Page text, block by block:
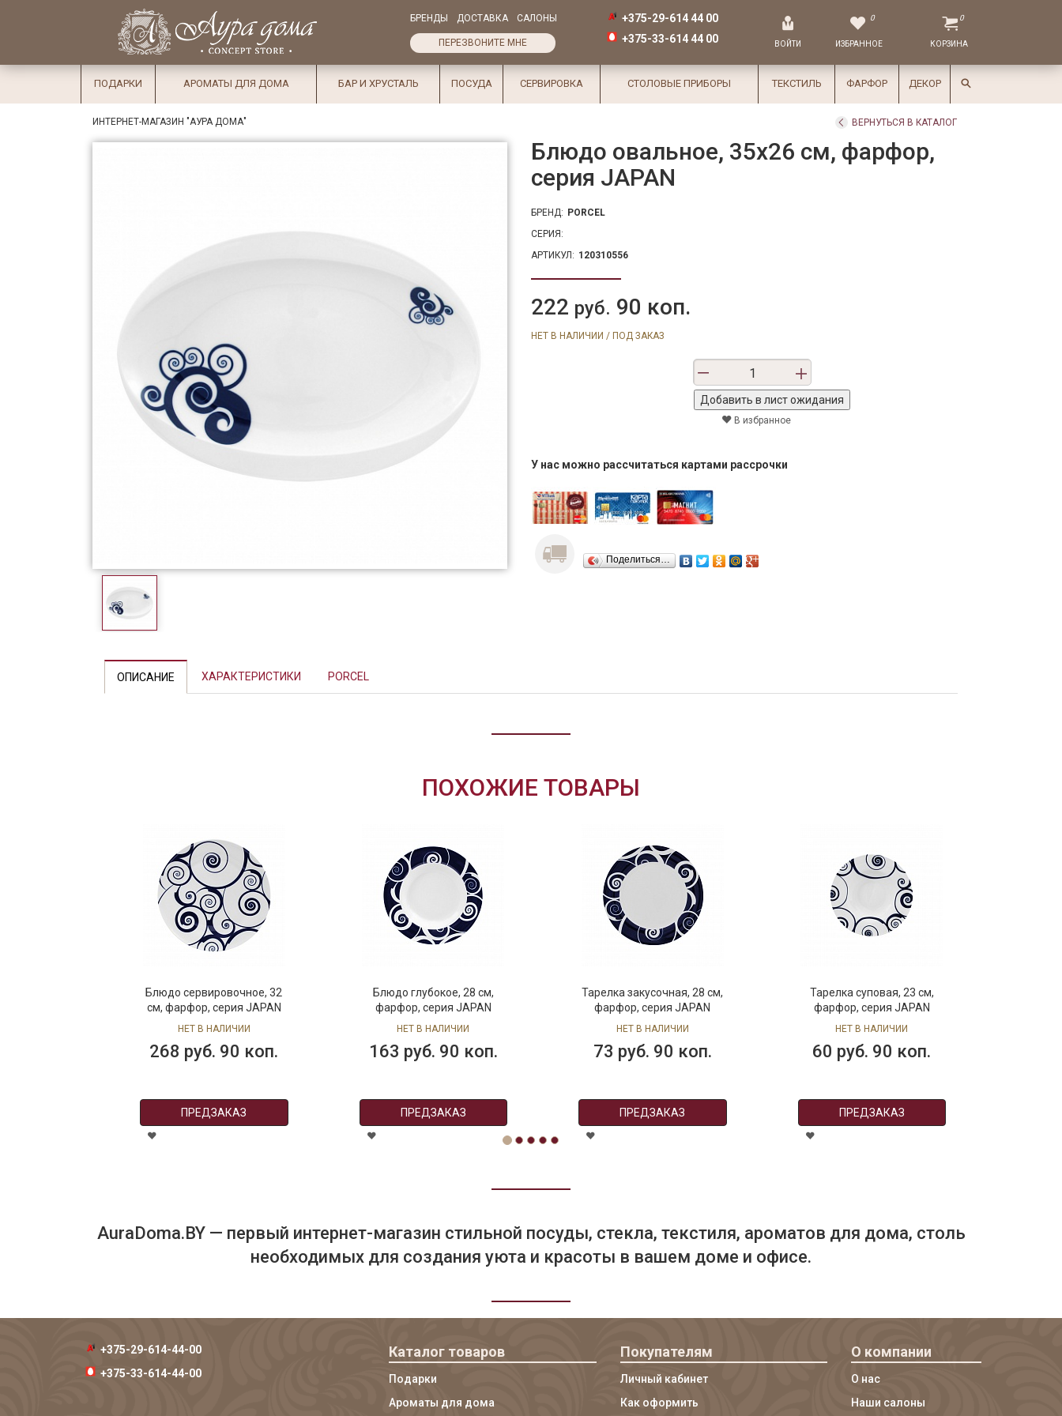
Избранное
×
СалоныДоставка
Оплата
Подарки
Ароматы
для дома
БРЕНДЫ ДОСТАВКА САЛОНЫ
ПЕРЕЗВОНИТЕ МНЕ
+375-29-614 44 00
+375-33-614 44 00
ВОЙТИ
0
ИЗБРАННОЕ
0
КОРЗИНА
ПОДАРКИ АРОМАТЫ ДЛЯ ДОМА БАР И ХРУСТАЛЬ ПОСУДА СЕРВИРОВКА СТОЛОВЫЕ ПРИБОРЫ ТЕКСТИЛЬ ФАРФОР ДЕКОР
ИНТЕРНЕТ-МАГАЗИН "АУРА ДОМА" ВЕРНУТЬСЯ В КАТАЛОГ
Блюдо овальное, 35х26 см, фарфор,
серия JAPAN
БРЕНД: PORCEL
СЕРИЯ:
АРТИКУЛ: 120310556
222 руб. 90 коп.
НЕТ В НАЛИЧИИ / ПОД ЗАКАЗ
В избранное
У нас можно рассчитаться картами рассрочки
Поделиться…
ОПИСАНИЕ ХАРАКТЕРИСТИКИ PORCEL
ПОХОЖИЕ ТОВАРЫ
Блюдо сервировочное, 32
см, фарфор, серия JAPAN
НЕТ В НАЛИЧИИ
268 руб. 90 коп.
ПРЕДЗАКАЗ
Блюдо глубокое, 28 см,
фарфор, серия JAPAN
НЕТ В НАЛИЧИИ
163 руб. 90 коп.
ПРЕДЗАКАЗ
Тарелка закусочная, 28 см,
фарфор, серия JAPAN
НЕТ В НАЛИЧИИ
73 руб. 90 коп.
ПРЕДЗАКАЗ
Тарелка суповая, 23 см,
фарфор, серия JAPAN
НЕТ В НАЛИЧИИ
60 руб. 90 коп.
ПРЕДЗАКАЗ
AuraDoma.BY — первый интернет-магазин стильной посуды, стекла, текстиля, ароматов для дома, столь
необходимых для создания уюта и красоты в вашем доме и офисе.
+375-29-614-44-00
+375-33-614-44-00
Каталог товаров
Подарки
Ароматы для дома
Покупателям
Личный кабинет
Как оформить
О компании
О нас
Наши салоны